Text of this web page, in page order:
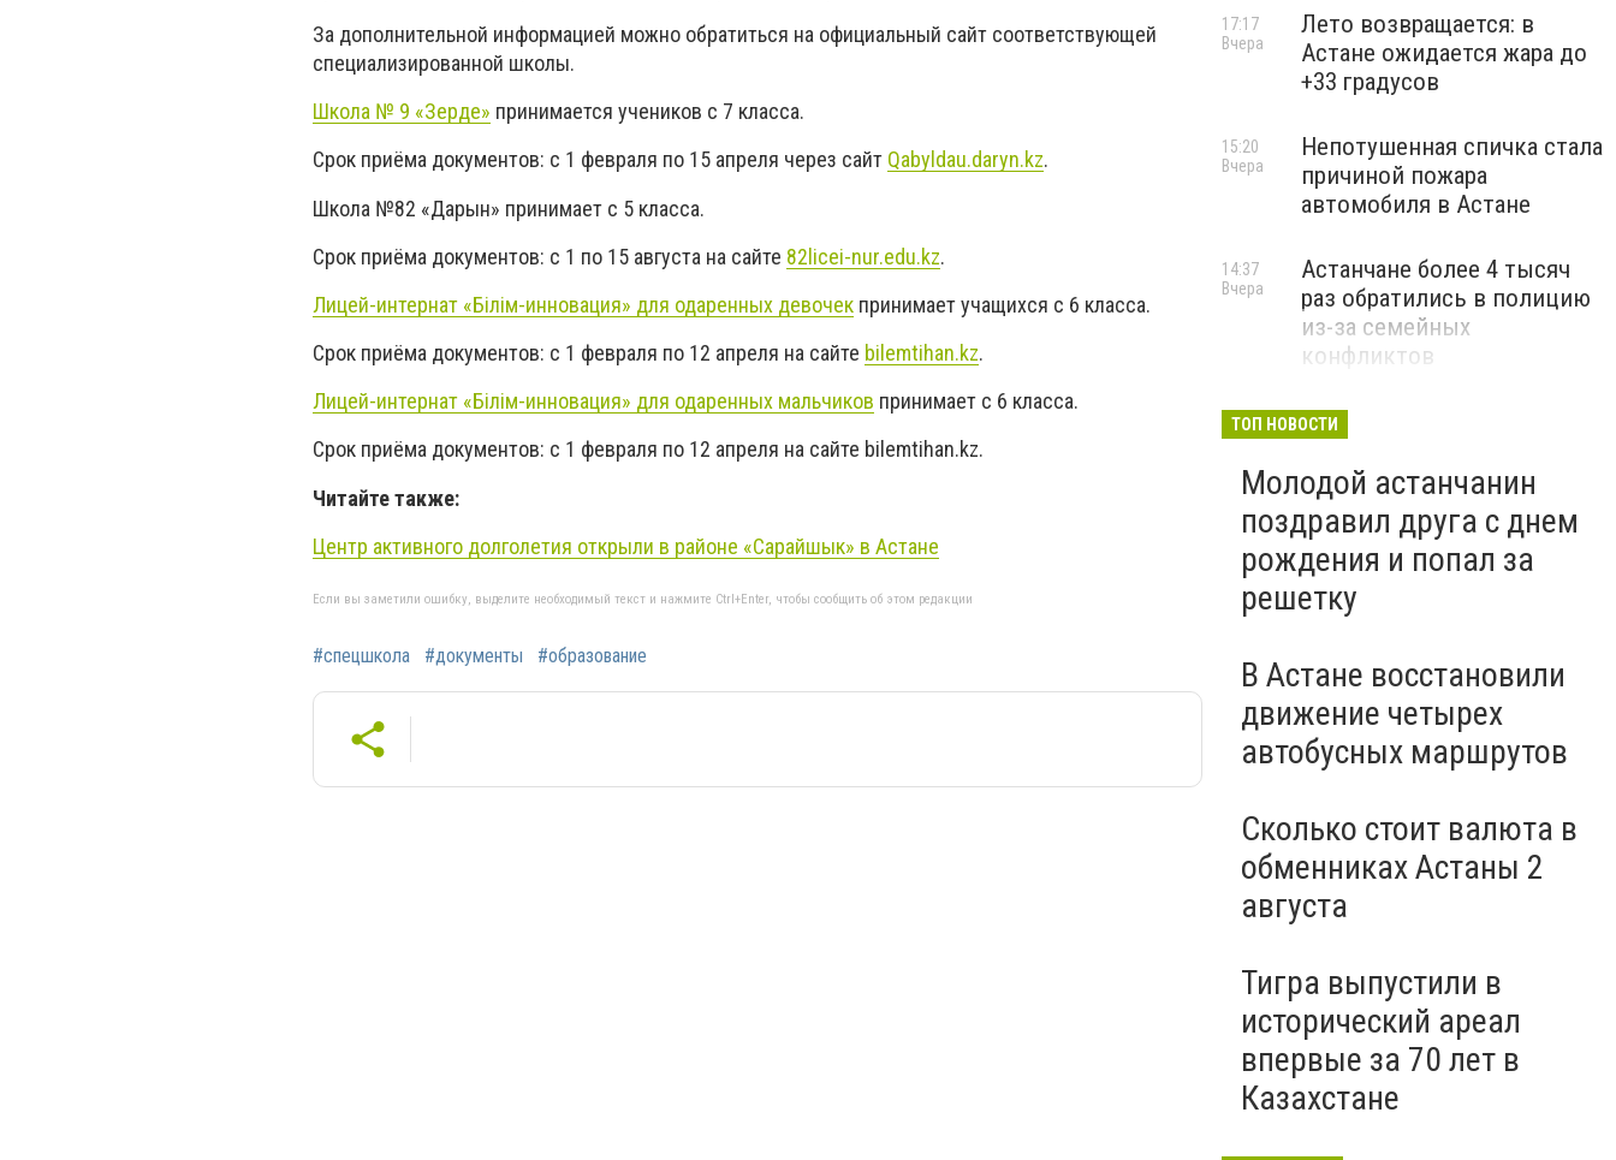
За дополнительной информацией можно обратиться на официальный сайт соответствующей
специализированной школы.
Школа № 9 «Зерде» принимается учеников с 7 класса.
Срок приёма документов: с 1 февраля по 15 апреля через сайт Qabyldau.daryn.kz.
Школа №82 «Дарын» принимает с 5 класса.
Срок приёма документов: с 1 по 15 августа на сайте 82licei-nur.edu.kz.
Лицей-интернат «Білім-инновация» для одаренных девочек принимает учащихся с 6 класса.
Срок приёма документов: с 1 февраля по 12 апреля на сайте bilemtihan.kz.
Лицей-интернат «Білім-инновация» для одаренных мальчиков принимает с 6 класса.
Срок приёма документов: с 1 февраля по 12 апреля на сайте bilemtihan.kz.
Читайте также:
Центр активного долголетия открыли в районе «Сарайшык» в Астане
Если вы заметили ошибку, выделите необходимый текст и нажмите Ctrl+Enter, чтобы сообщить об этом редакции
#спецшкола #документы #образование
Лето возвращается: в
Астане ожидается жара до
+33 градусов
17:17
Вчера
Непотушенная спичка стала
причиной пожара
автомобиля в Астане
15:20
Вчера
Астанчане более 4 тысяч
раз обратились в полицию
из-за семейных
конфликтов
14:37
Вчера
ТОП НОВОСТИ
Молодой астанчанин
поздравил друга с днем
рождения и попал за
решетку
В Астане восстановили
движение четырех
автобусных маршрутов
Сколько стоит валюта в
обменниках Астаны 2
августа
Тигра выпустили в
исторический ареал
впервые за 70 лет в
Казахстане